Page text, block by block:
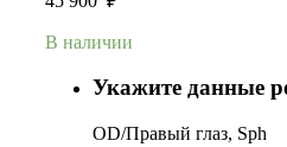
В наличии
Укажите данные
OD/Правый глаз, Sph